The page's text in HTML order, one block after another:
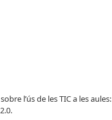
l’ús de les TIC a les aules: